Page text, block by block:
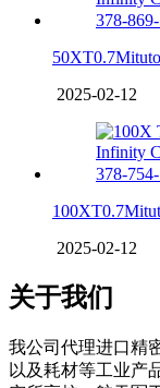
2025-02-12
2025-02-12
关于我们
我公司代理进口精
以及耗材等工业产